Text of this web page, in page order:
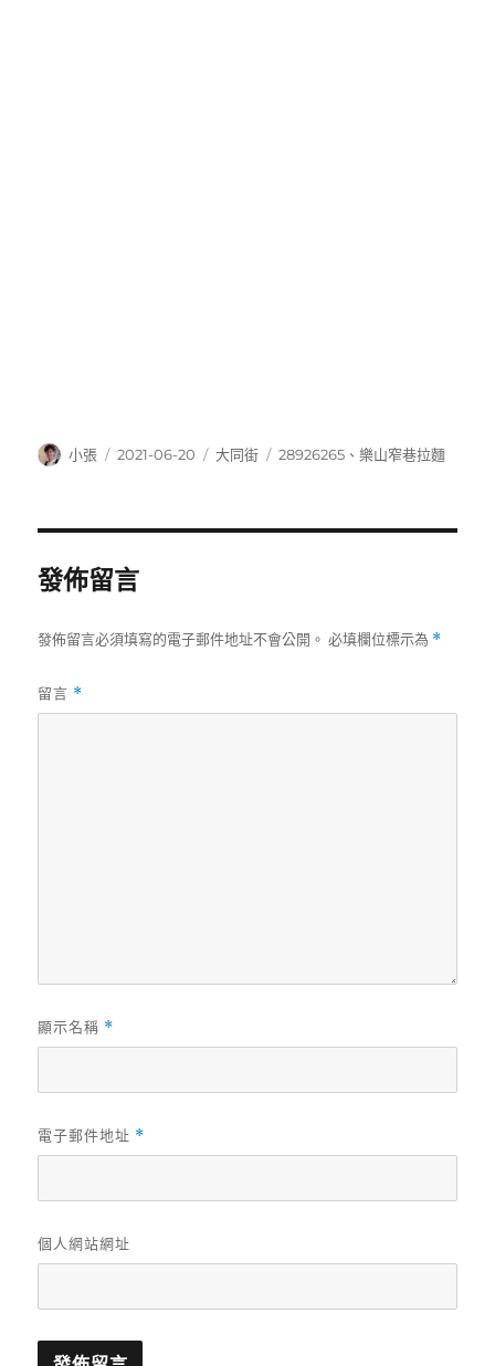
作
小張
發
2021-06-20
分
大同街
標
28926265 、樂山窄巷拉麵
發佈留言
發佈留言必須填寫的電子郵件地址不會公開。 必填欄位標示為 *
留言 *
顯示名稱 *
電子郵件地址 *
個人網站網址